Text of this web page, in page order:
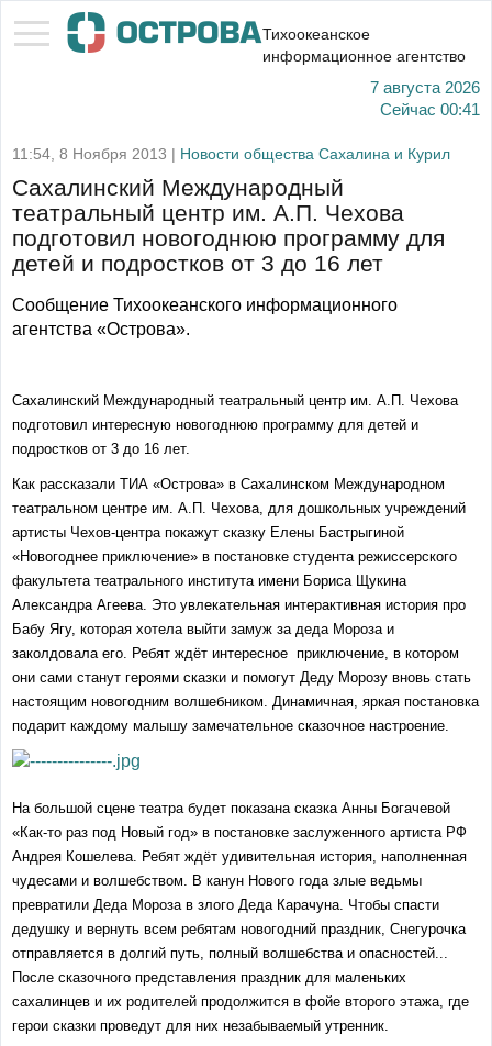
Тихоокеанское
информационное агентство
7 августа 2026
Сейчас 00:41
11:54, 8 Ноября 2013 | Новости общества Сахалина и Курил
Сахалинский Международный
театральный центр им. А.П. Чехова
подготовил новогоднюю программу для
детей и подростков от 3 до 16 лет
Сообщение Тихоокеанского информационного
агентства «Острова».
Сахалинский Международный театральный центр им. А.П. Чехова
подготовил интересную новогоднюю программу для детей и
подростков от 3 до 16 лет.
Как рассказали ТИА «Острова» в Сахалинском Международном
театральном центре им. А.П. Чехова, для дошкольных учреждений
артисты Чехов-центра покажут сказку Елены Бастрыгиной
«Новогоднее приключение» в постановке студента режиссерского
факультета театрального института имени Бориса Щукина
Александра Агеева. Это увлекательная интерактивная история про
Бабу Ягу, которая хотела выйти замуж за деда Мороза и
заколдовала его. Ребят ждёт интересное приключение, в котором
они сами станут героями сказки и помогут Деду Морозу вновь стать
настоящим новогодним волшебником. Динамичная, яркая постановка
подарит каждому малышу замечательное сказочное настроение.
На большой сцене театра будет показана сказка Анны Богачевой
«Как-то раз под Новый год» в постановке заслуженного артиста РФ
Андрея Кошелева. Ребят ждёт удивительная история, наполненная
чудесами и волшебством. В канун Нового года злые ведьмы
превратили Деда Мороза в злого Деда Карачуна. Чтобы спасти
дедушку и вернуть всем ребятам новогодний праздник, Снегурочка
отправляется в долгий путь, полный волшебства и опасностей...
После сказочного представления праздник для маленьких
сахалинцев и их родителей продолжится в фойе второго этажа, где
герои сказки проведут для них незабываемый утренник.